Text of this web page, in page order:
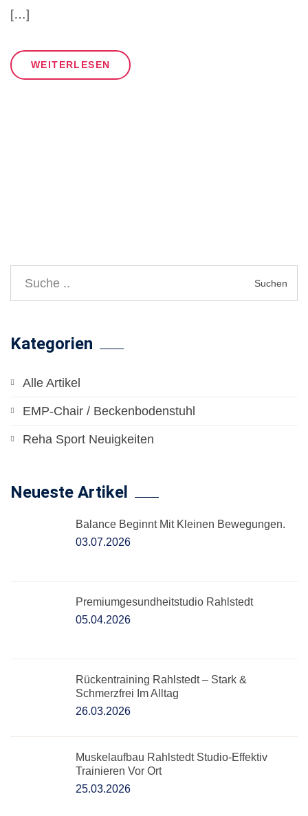
[…]
WEITERLESEN
Suchen
Kategorien
Alle Artikel
EMP-Chair / Beckenbodenstuhl
Reha Sport Neuigkeiten
Neueste Artikel
Balance Beginnt Mit Kleinen Bewegungen.
03.07.2026
Premiumgesundheitstudio Rahlstedt
05.04.2026
Rückentraining Rahlstedt – Stark &
Schmerzfrei Im Alltag
26.03.2026
Muskelaufbau Rahlstedt Studio-Effektiv
Trainieren Vor Ort
25.03.2026